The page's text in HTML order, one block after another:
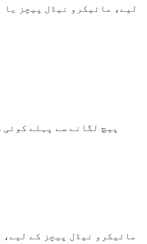
لیے، مائیکرو نیڈل پیچز یا
مائیکرو نیڈل پیچز کے